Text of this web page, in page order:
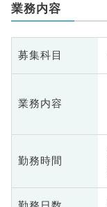
業務内容
募集科目
業務内容
勤務時間